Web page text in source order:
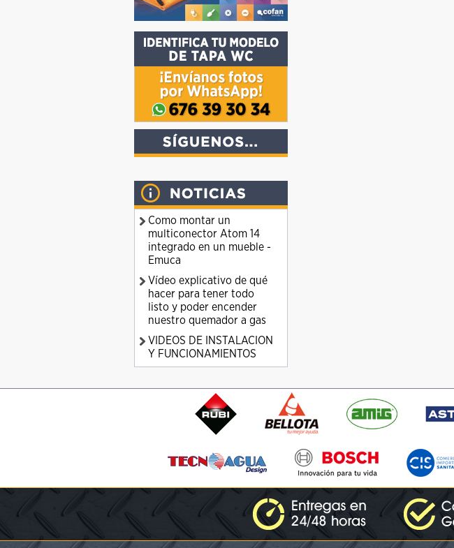
Como montar un
multiconector Atom 14
integrado en un mueble -
Emuca
Vídeo explicativo de qué
hacer para tener todo
listo y poder encender
nuestro quemador a gas
VIDEOS DE INSTALACION
Y FUNCIONAMIENTOS